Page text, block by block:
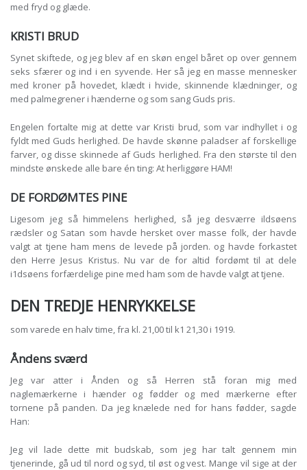
med fryd og glæde.
KRISTI BRUD
Synet skiftede, og jeg blev af en skøn engel båret op over gennem
seks sfærer og ind i en syvende. Her så jeg en masse mennesker
med kroner på hovedet, klædt i hvide, skinnende klædninger, og
med palmegrener i hænderne og som sang Guds pris.
Engelen fortalte mig at dette var Kristi brud, som var indhyllet i og
fyldt med Guds herlighed. De havde skønne paladser af forskellige
farver, og disse skinnede af Guds herlighed. Fra den største til den
mindste ønskede alle bare én ting: At herliggøre HAM!
DE FORDØMTES PINE
Ligesom jeg så himmelens herlighed, så jeg desværre ildsøens
rædsler og Satan som havde hersket over masse folk, der havde
valgt at tjene ham mens de levede på jorden. og havde forkastet
den Herre Jesus Kristus. Nu var de for altid fordømt til at dele
i1dsøens forfærdelige pine med ham som de havde valgt at tjene.
DEN TREDJE HENRYKKELSE
som varede en halv time, fra kl. 21,00 til k1 21,30 i 1919.
Åndens sværd
Jeg var atter i Ånden og så Herren stå foran mig med
naglemærkerne i hænder og fødder og med mærkerne efter
tornene på panden. Da jeg knælede ned for hans fødder, sagde
Han:
Jeg vil lade dette mit budskab, som jeg har talt gennem min
tjenerinde, gå ud til nord og syd, til øst og vest. Mange vil sige at der